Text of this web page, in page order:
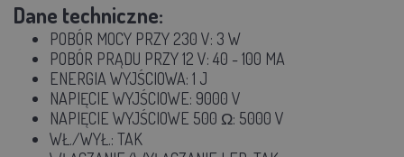
Dane techniczne:
POBÓR MOCY PRZY 230 V: 3 W
POBÓR PRĄDU PRZY 12 V: 40 - 100 MA
ENERGIA WYJŚCIOWA: 1 J
NAPIĘCIE WYJŚCIOWE: 9000 V
NAPIĘCIE WYJŚCIOWE 500 Ω: 5000 V
WŁ./WYŁ.: TAK